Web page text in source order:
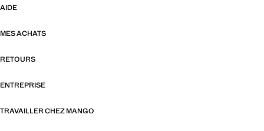
AIDE
MES ACHATS
RETOURS
ENTREPRISE
TRAVAILLER CHEZ MANGO